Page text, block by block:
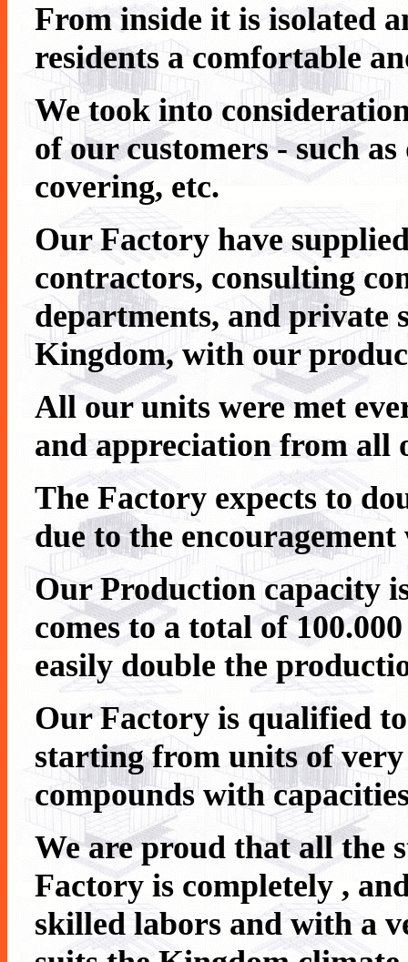
From inside it is isolated
residents a comfortable
We took into
of our customers - such
covering, etc.
Our Factory have
contractors, consulting
departments, and private
Kingdom, with our
All our units were met
and appreciation from all
The Factory expects to
due to the
Our Production capacity
comes to a total of
easily double the
Our Factory is qualified
starting from units of very
compounds with
We are proud that all the
Factory is completely ,
skilled labors and with a